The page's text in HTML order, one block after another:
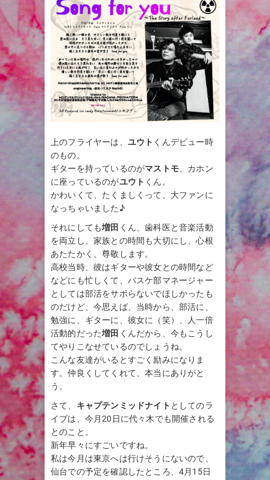
上のフライヤーは、 ユウト くんデビュー時
のもの。
ギターを持っているのがマストモ、カホン
に座っているのがユウト くん。
かわいくて、たくましくって、大ファンに
なっちゃいました♪
それにしても増田 くん、歯科医と音楽活動
を両立し、家族との時間も大切にし、心根
あたたかく、尊敬します。
高校当時、彼はギターや彼女との時間など
などにも忙しくて、バスケ部マネージャー
としては部活をサボらないでほしかったも
のだけど、今思えば、当時から、部活に、
勉強に、ギターに、彼女に（笑）、人一倍
活動的だった増田 くんだから、今もこうし
てやりこなせているのでしょうね。
こんな友達がいるとすごく励みになりま
す。仲良くしてくれて、本当にありがと
う。
さて、 キャプテンミッドナイト としてのラ
イブは、今月20日に代々木でも開催される
とのこと。
新年早々にすごいですね。
私は今月は東京へは行けそうにないので、
仙台での予定を確認したところ、4月15日